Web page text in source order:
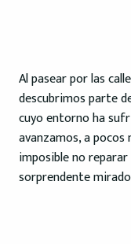
Al pasear por las
descubrimos parte
cuyo entorno ha
avanzamos, a
imposible no
sorprendente